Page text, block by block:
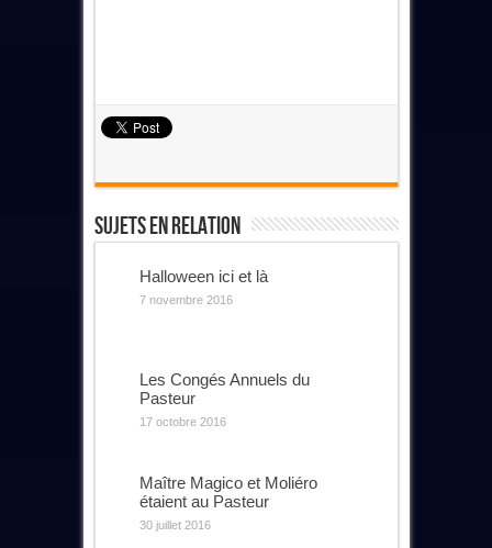
Sujets En Relation
Halloween ici et là
7 novembre 2016
Les Congés Annuels du
Pasteur
17 octobre 2016
Maître Magico et Moliéro
étaient au Pasteur
30 juillet 2016